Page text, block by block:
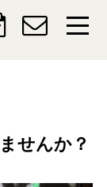
せんか？